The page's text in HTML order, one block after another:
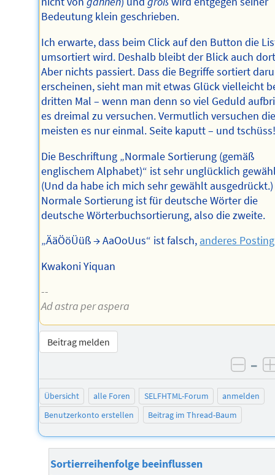
Bedeutung klein geschrieben.
Ich erwarte, dass beim Click auf den Button die
umsortiert wird. Deshalb bleibt der Blick auch
Aber nichts passiert. Dass die Begriffe sortiert
erscheinen, sieht man mit etwas Glück vielleicht
dritten Mal – wenn man denn so viel Geduld
es dreimal zu versuchen. Vermutlich versuchen
meisten es nur einmal. Seite kaputt – und
Die Beschriftung „Normale Sortierung (gemäß
englischem Alphabet)“ ist sehr unglücklich
(Und da habe ich mich sehr gewählt ausgedrückt.)
Normale Sortierung ist für deutsche Wörter die
deutsche Wörterbuchsortierung, also die zweite.
„ÄäÖöÜüß → AaOoUus“ ist falsch, anderes Posting
Kwakoni Yiquan
--
Ad astra per aspera
Beitrag melden
–
Übersicht alle Foren SELFHTML-Forum
anmelden
Benutzerkonto erstellen
Beitrag im Thread-Baum
Sortierreihenfolge beeinflussen